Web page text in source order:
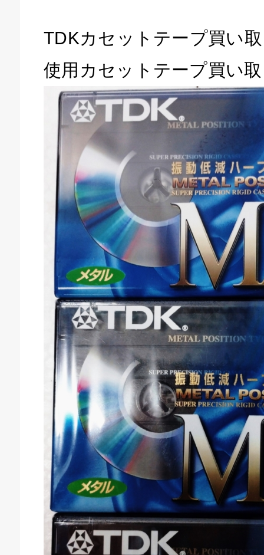
TDKカセットテープ買い
使用カセットテープ買い
ドキ 磐田店
生活館 豊橋東脇本店